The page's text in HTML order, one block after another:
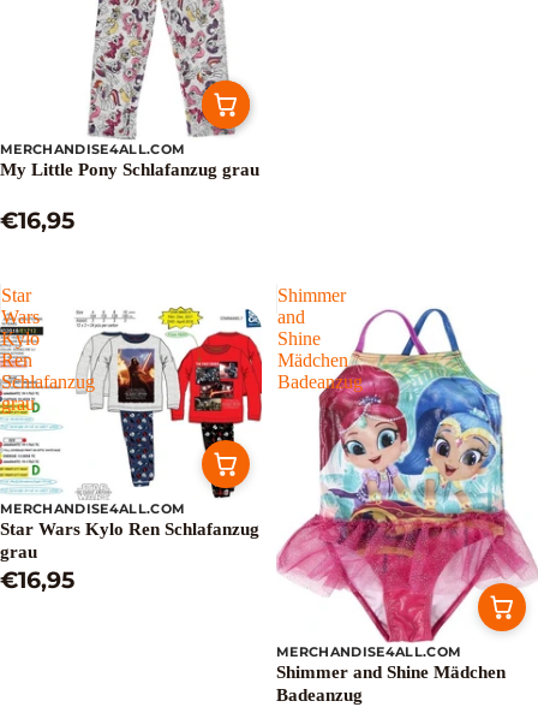
MERCHANDISE4ALL.COM
My Little Pony Schlafanzug grau
€16,95
Star
Wars
Kylo
Ren
Schlafanzug
grau
MERCHANDISE4ALL.COM
Star Wars Kylo Ren Schlafanzug
grau
€16,95
Shimmer
and
Shine
Mädchen
Badeanzug
MERCHANDISE4ALL.COM
Shimmer and Shine Mädchen
Badeanzug